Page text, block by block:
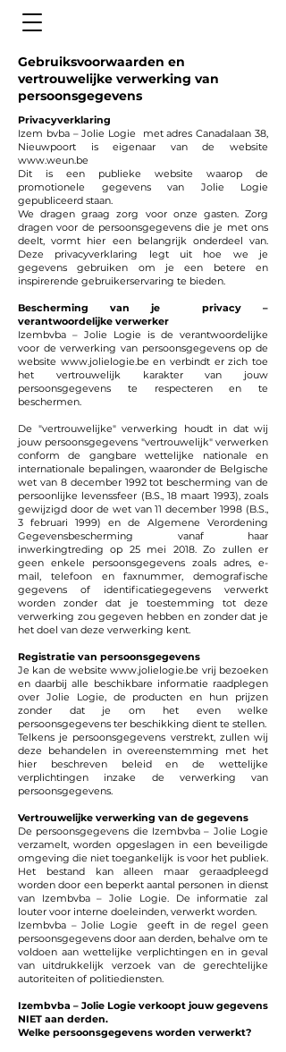
Gebruiksvoorwaarden en
vertrouwelijke verwerking van
persoonsgegevens
Privacyverklaring
Izem bvba – Jolie Logie met adres Canadalaan 38,
Nieuwpoort is eigenaar van de website
www.weun.be
Dit is een publieke website waarop de
promotionele gegevens van Jolie Logie
gepubliceerd staan.
We dragen graag zorg voor onze gasten. Zorg
dragen voor de persoonsgegevens die je met ons
deelt, vormt hier een belangrijk onderdeel van.
Deze privacyverklaring legt uit hoe we je
gegevens gebruiken om je een betere en
inspirerende gebruikerservaring te bieden.
Bescherming van je privacy –
verantwoordelijke verwerker
Izembvba – Jolie Logie is de verantwoordelijke
voor de verwerking van persoonsgegevens op de
website www.jolielogie.be en verbindt er zich toe
het vertrouwelijk karakter van jouw
persoonsgegevens te respecteren en te
beschermen.
De "vertrouwelijke" verwerking houdt in dat wij
jouw persoonsgegevens "vertrouwelijk" verwerken
conform de gangbare wettelijke nationale en
internationale bepalingen, waaronder de Belgische
wet van 8 december 1992 tot bescherming van de
persoonlijke levenssfeer (B.S., 18 maart 1993), zoals
gewijzigd door de wet van 11 december 1998 (B.S.,
3 februari 1999) en de Algemene Verordening
Gegevensbescherming vanaf haar
inwerkingtreding op 25 mei 2018. Zo zullen er
geen enkele persoonsgegevens zoals adres, e-
mail, telefoon en faxnummer, demografische
gegevens of identificatiegegevens verwerkt
worden zonder dat je toestemming tot deze
verwerking zou gegeven hebben en zonder dat je
het doel van deze verwerking kent.
Registratie van persoonsgegevens
Je kan de websitewww.jolielogie.be vrij bezoeken
en daarbij alle beschikbare informatie raadplegen
over Jolie Logie, de producten en hun prijzen
zonder dat je om het even welke
persoonsgegevens ter beschikking dient te stellen.
Telkens je persoonsgegevens verstrekt, zullen wij
deze behandelen in overeenstemming met het
hier beschreven beleid en de wettelijke
verplichtingen inzake de verwerking van
persoonsgegevens.
Vertrouwelijke verwerking van de gegevens
De persoonsgegevens die Izembvba – Jolie Logie
verzamelt, worden opgeslagen in een beveiligde
omgeving die niet toegankelijk is voor het publiek.
Het bestand kan alleen maar geraadpleegd
worden door een beperkt aantal personen in dienst
van Izembvba – Jolie Logie. De informatie zal
louter voor interne doeleinden, verwerkt worden.
Izembvba – Jolie Logie geeft in de regel geen
persoonsgegevens door aan derden, behalve om te
voldoen aan wettelijke verplichtingen en in geval
van uitdrukkelijk verzoek van de gerechtelijke
autoriteiten of politiediensten.
Izembvba – Jolie Logie verkoopt jouw gegevens
NIET aan derden.
Welke persoonsgegevens worden verwerkt?